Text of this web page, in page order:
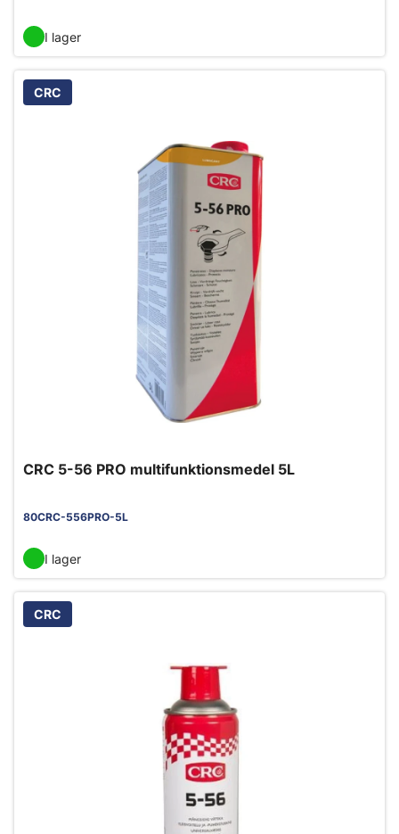
I lager
CRC
CRC 5-56 PRO multifunktionsmedel 5L
80CRC-556PRO-5L
I lager
CRC